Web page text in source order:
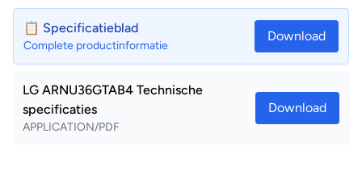
📋 Specificatieblad
Complete productinformatie
Download
LG ARNU36GTAB4 Technische
specificaties
APPLICATION/PDF
Download